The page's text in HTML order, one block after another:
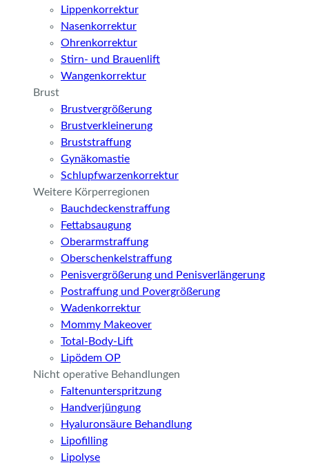
Lippenkorrektur
Nasenkorrektur
Ohrenkorrektur
Stirn- und Brauenlift
Wangenkorrektur
Brust
Brustvergrößerung
Brustverkleinerung
Bruststraffung
Gynäkomastie
Schlupfwarzenkorrektur
Weitere Körperregionen
Bauchdeckenstraffung
Fettabsaugung
Oberarmstraffung
Oberschenkelstraffung
Penisvergrößerung und Penisverlängerung
Postraffung und Povergrößerung
Wadenkorrektur
Mommy Makeover
Total-Body-Lift
Lipödem OP
Nicht operative Behandlungen
Faltenunterspritzung
Handverjüngung
Hyaluronsäure Behandlung
Lipofilling
Lipolyse